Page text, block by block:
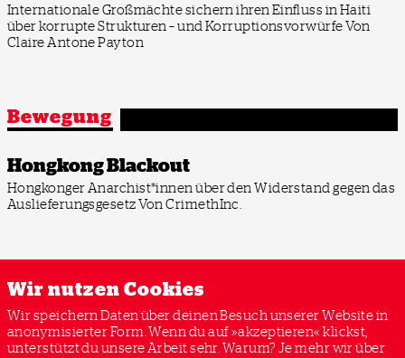
Internationale Großmächte sichern ihren Einfluss in Haiti
über korrupte Strukturen – und KorruptionsvorwürfeVon
Claire Antone Payton
Bewegung
Hongkong Blackout
Hongkonger Anarchist*innen über den Widerstand gegen das
AuslieferungsgesetzVon CrimethInc.
Alle Ausgaben
Wir nutzen Cookies
Wir speichern Daten über deinen Besuch unserer Website in
anonymisierter Form. Wenn du auf »akzeptieren« klickst,
unterstützt du unsere Arbeit sehr. Warum? Je mehr wir über